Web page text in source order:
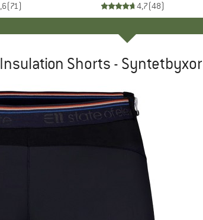
(71) 4,7(48)
Shorts - Syntetbyxor